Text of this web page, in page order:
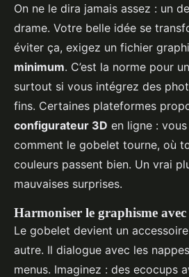
On ne le dira jamais assez : un
drame. Votre belle idée se
éviter ça, exigez un fichier
minimum. C’est la norme pour
surtout si vous intégrez des
fins. Certaines plateformes
configurateur 3D en ligne :
comment le gobelet tourne, où
couleurs passent bien. Un vrai
mauvaises surprises.
Harmoniser le graphisme
Le gobelet devient un
autre. Il dialogue avec les
menus. Imaginez : des ecocups